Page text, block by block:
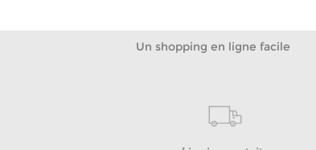
Un shopping en ligne facile